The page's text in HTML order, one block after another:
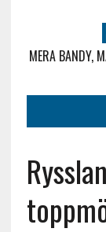
MERA BANDY,